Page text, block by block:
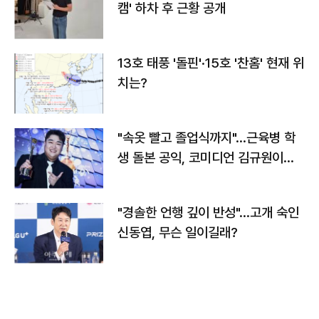
캠' 하차 후 근황 공개
13호 태풍 '돌핀'·15호 '찬홈' 현재 위
치는?
"속옷 빨고 졸업식까지"…근육병 학
생 돌본 공익, 코미디언 김규원이었
"경솔한 언행 깊이 반성"…고개 숙인
신동엽, 무슨 일이길래?